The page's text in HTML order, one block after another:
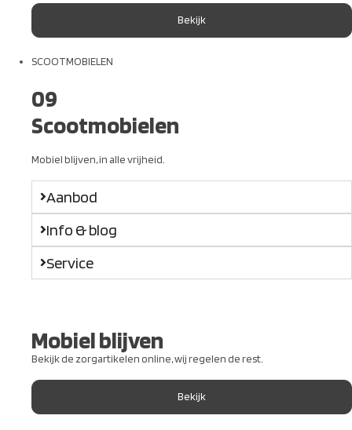
Bekijk
SCOOTMOBIELEN
09
Scootmobielen
Mobiel blijven, in alle vrijheid.
Aanbod
Info & blog
Service
Mobiel blijven
Bekijk de zorgartikelen online, wij regelen de rest.
Bekijk